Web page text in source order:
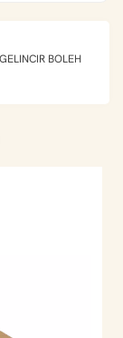
BOLEH